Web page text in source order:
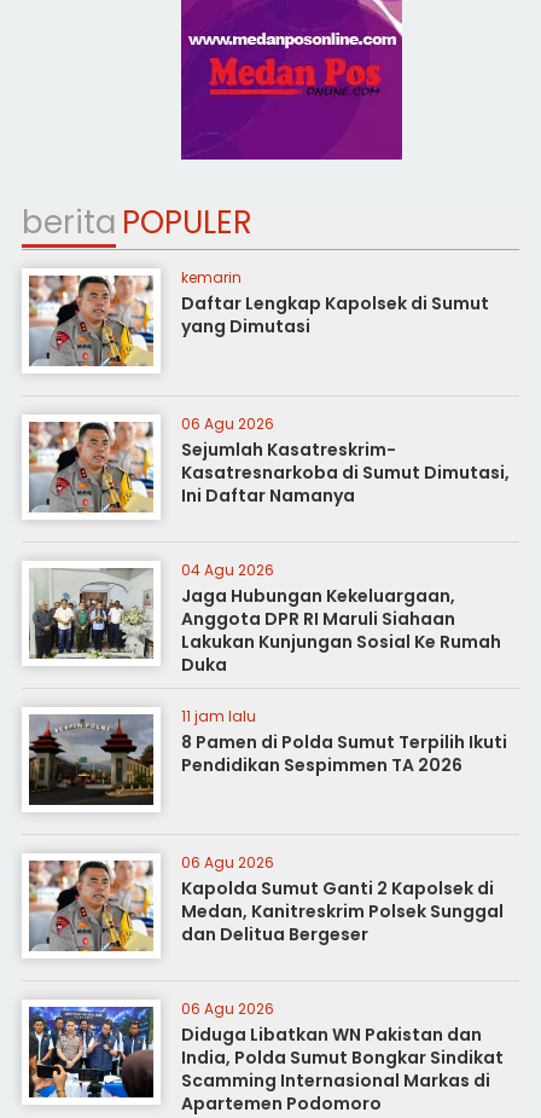
berita POPULER
kemarin
Daftar Lengkap Kapolsek di Sumut
yang Dimutasi
06 Agu 2026
Sejumlah Kasatreskrim-
Kasatresnarkoba di Sumut Dimutasi,
Ini Daftar Namanya
04 Agu 2026
Jaga Hubungan Kekeluargaan,
Anggota DPR RI Maruli Siahaan
Lakukan Kunjungan Sosial Ke Rumah
Duka
11 jam lalu
8 Pamen di Polda Sumut Terpilih Ikuti
Pendidikan Sespimmen TA 2026
06 Agu 2026
Kapolda Sumut Ganti 2 Kapolsek di
Medan, Kanitreskrim Polsek Sunggal
dan Delitua Bergeser
06 Agu 2026
Diduga Libatkan WN Pakistan dan
India, Polda Sumut Bongkar Sindikat
Scamming Internasional Markas di
Apartemen Podomoro